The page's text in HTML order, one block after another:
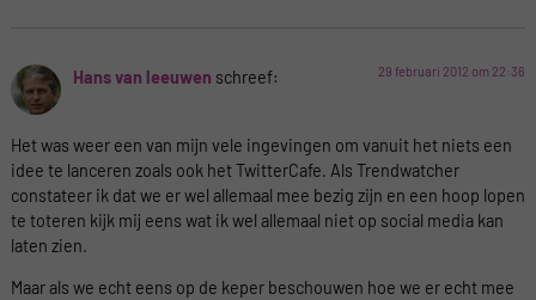
Hans van leeuwen schreef: 29 februari 2012 om 22:36
Het was weer een van mijn vele ingevingen om vanuit het niets een
idee te lanceren zoals ook het TwitterCafe. Als Trendwatcher
constateer ik dat we er wel allemaal mee bezig zijn en een hoop lopen
te toteren kijk mij eens wat ik wel allemaal niet op social media kan
laten zien.
Maar als we echt eens op de keper beschouwen hoe we er echt mee